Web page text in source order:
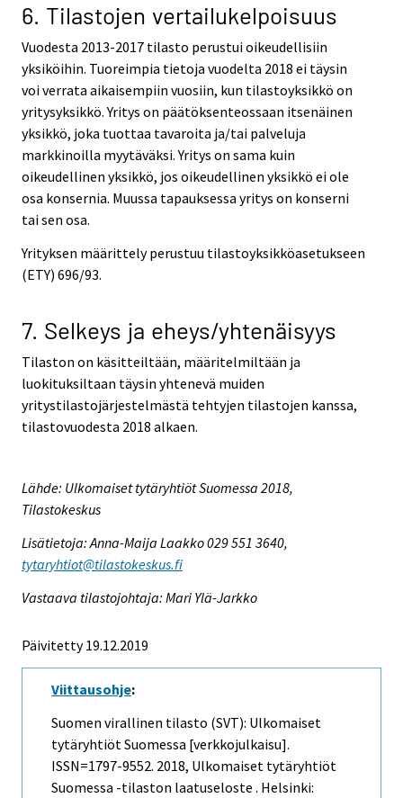
6. Tilastojen vertailukelpoisuus
Vuodesta 2013-2017 tilasto perustui oikeudellisiin
yksiköihin. Tuoreimpia tietoja vuodelta 2018 ei täysin
voi verrata aikaisempiin vuosiin, kun tilastoyksikkö on
yritysyksikkö. Yritys on päätöksenteossaan itsenäinen
yksikkö, joka tuottaa tavaroita ja/tai palveluja
markkinoilla myytäväksi. Yritys on sama kuin
oikeudellinen yksikkö, jos oikeudellinen yksikkö ei ole
osa konsernia. Muussa tapauksessa yritys on konserni
tai sen osa.
Yrityksen määrittely perustuu tilastoyksikköasetukseen
(ETY) 696/93.
7. Selkeys ja eheys/yhtenäisyys
Tilaston on käsitteiltään, määritelmiltään ja
luokituksiltaan täysin yhtenevä muiden
yritystilastojärjestelmästä tehtyjen tilastojen kanssa,
tilastovuodesta 2018 alkaen.
Lähde: Ulkomaiset tytäryhtiöt Suomessa 2018,
Tilastokeskus
Lisätietoja: Anna-Maija Laakko 029 551 3640,
tytaryhtiot@tilastokeskus.fi
Vastaava tilastojohtaja: Mari Ylä-Jarkko
Päivitetty 19.12.2019
Viittausohje:
Suomen virallinen tilasto (SVT): Ulkomaiset
tytäryhtiöt Suomessa [verkkojulkaisu].
ISSN=1797-9552. 2018, Ulkomaiset tytäryhtiöt
Suomessa -tilaston laatuseloste . Helsinki: